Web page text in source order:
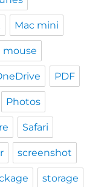
Mac mini
mouse
PDF
Photos
Safari
screenshot
storage